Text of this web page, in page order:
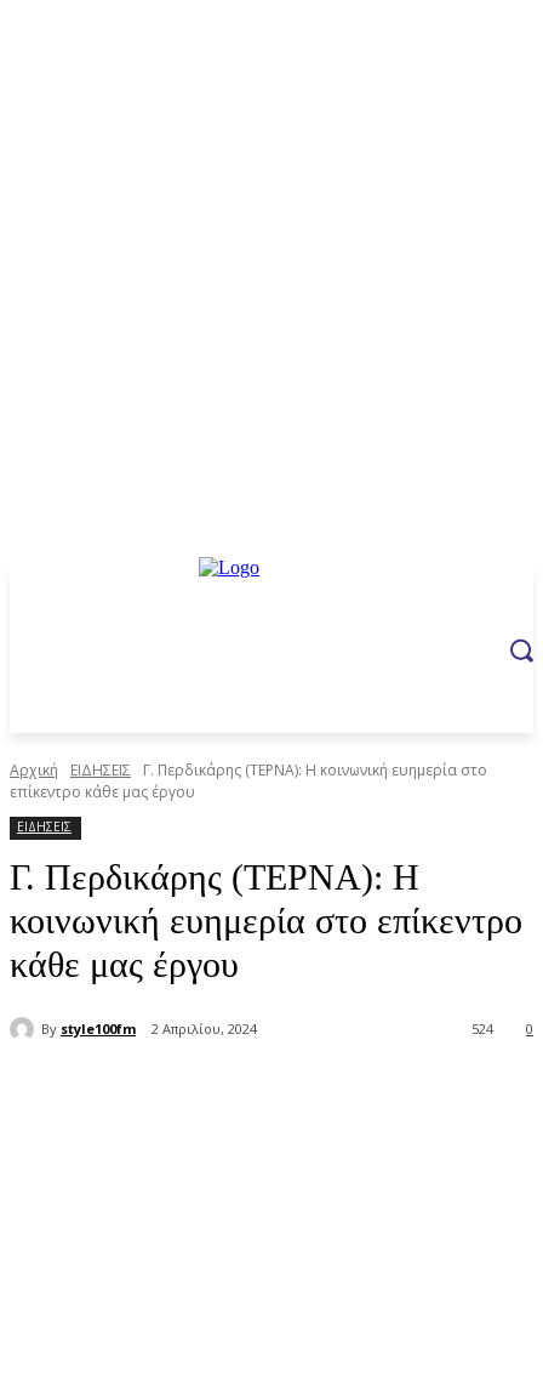
Αρχική ΕΙΔΗΣΕΙΣ
Γ. Περδικάρης (ΤΕΡΝΑ): Η κοινωνική ευημερία στο
επίκεντρο κάθε μας έργου
ΕΙΔΗΣΕΙΣ
Γ. Περδικάρης (ΤΕΡΝΑ): Η
κοινωνική ευημερία στο επίκεντρο
κάθε μας έργου
By style100fm 2 Απριλίου, 2024 0
524